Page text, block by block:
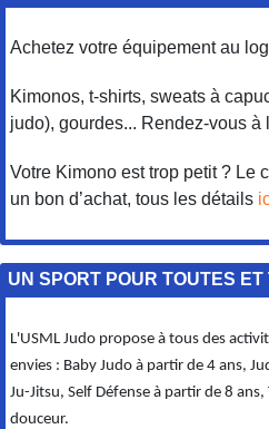
Achetez votre équipement au
Kimonos, t-shirts, sweats à
judo), gourdes... Rendez-vous à
Votre Kimono est trop petit ? Le
un bon d’achat, tous les détails
UN SPORT POUR TOUTES ET
L'USML Judo propose à tous des
envies : Baby Judo à partir de 4 ans,
Ju-Jitsu, Self Défense à partir de 8
douceur.